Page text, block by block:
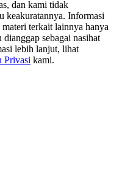
USDT
dan kami tidak
keakuratannya. Informasi
terkait lainnya hanya
sebagai nasihat
lebih lanjut, lihat
Privasi kami.